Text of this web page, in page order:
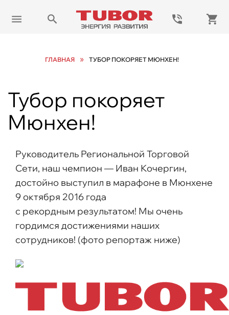
ГЛАВНАЯ » ТУБОР ПОКОРЯЕТ МЮНХЕН!
Тубор покоряет
Мюнхен!
Руководитель Региональной Торговой
Сети, наш чемпион — Иван Кочергин,
достойно выступил в марафоне в Мюнхене
9 октября 2016 года
с рекордным результатом! Мы очень
гордимся достижениями наших
сотрудников! (фото репортаж ниже)